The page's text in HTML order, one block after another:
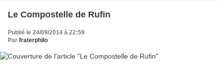
Le Compostelle de Rufin
Publié le 24/09/2014 à 22:59
Par fraterphilo